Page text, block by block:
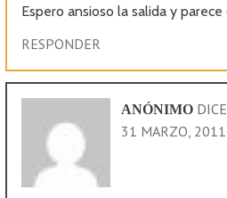
Espero ansioso la salida y
RESPONDER
ANÓNIMO
31 MARZO,